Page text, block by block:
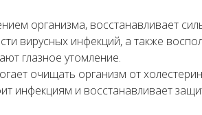
организма, восстанавливает
вирусных инфекций, а также
глазное утомление.
очищать организм от
инфекциям и восстанавливает